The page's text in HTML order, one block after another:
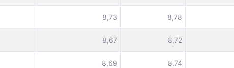
8,73 8,78
8,67 8,72
8,69 8,74